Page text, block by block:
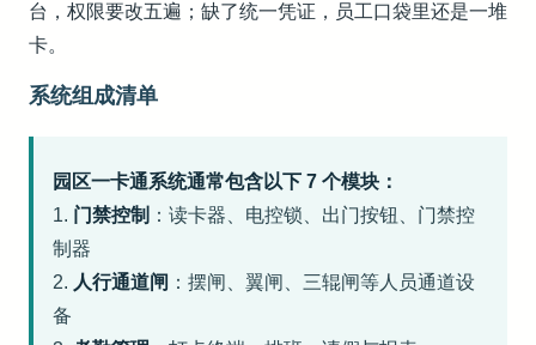
台，权限要改五遍；缺了统一凭证，员工口袋里还是一堆
卡。
系统组成清单
园区一卡通系统通常包含以下 7 个模块：
1. 门禁控制 ：读卡器、电控锁、出门按钮、门禁控
制器
2. 人行通道闸 ：摆闸、翼闸、三辊闸等人员通道设
备